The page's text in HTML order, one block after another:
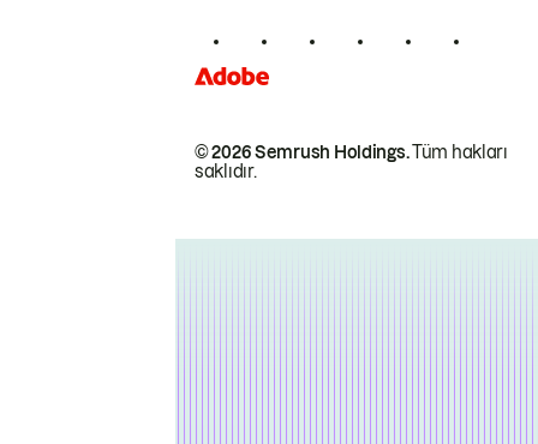
© 2026 Semrush Holdings.Tüm hakları
saklıdır.